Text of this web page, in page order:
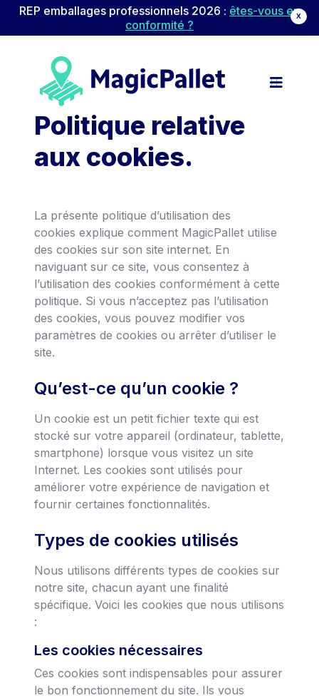
X
REP emballages professionnels 2026 : êtes-vous en
conformité ?
Passer au contenu
Navigation principale
Politique relative
aux cookies.
La présente politique d’utilisation des
cookies explique comment MagicPallet utilise
des cookies sur son site internet. En
naviguant sur ce site, vous consentez à
l’utilisation des cookies conformément à cette
politique. Si vous n’acceptez pas l’utilisation
des cookies, vous pouvez modifier vos
paramètres de cookies ou arrêter d’utiliser le
site.
Qu’est-ce qu’un cookie ?
Un cookie est un petit fichier texte qui est
stocké sur votre appareil (ordinateur, tablette,
smartphone) lorsque vous visitez un site
Internet. Les cookies sont utilisés pour
améliorer votre expérience de navigation et
fournir certaines fonctionnalités.
Types de cookies utilisés
Nous utilisons différents types de cookies sur
notre site, chacun ayant une finalité
spécifique. Voici les cookies que nous utilisons
:
Les cookies nécessaires
Ces cookies sont indispensables pour assurer
le bon fonctionnement du site. Ils vous